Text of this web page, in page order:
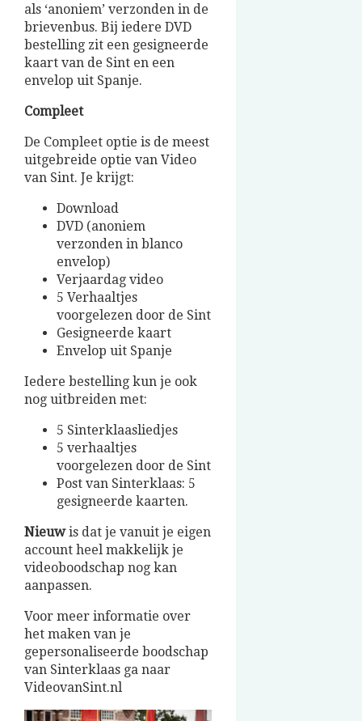
als ‘anoniem’ verzonden in de
brievenbus. Bij iedere DVD
bestelling zit een gesigneerde
kaart van de Sint en een
envelop uit Spanje.
Compleet
De Compleet optie is de meest
uitgebreide optie van Video
van Sint. Je krijgt:
Download
DVD (anoniem
verzonden in blanco
envelop)
Verjaardag video
5 Verhaaltjes
voorgelezen door de Sint
Gesigneerde kaart
Envelop uit Spanje
Iedere bestelling kun je ook
nog uitbreiden met:
5 Sinterklaasliedjes
5 verhaaltjes
voorgelezen door de Sint
Post van Sinterklaas: 5
gesigneerde kaarten.
Nieuwis dat je vanuit je eigen
account heel makkelijk je
videoboodschap nog kan
aanpassen.
Voor meer informatie over
het maken van je
gepersonaliseerde boodschap
van Sinterklaas ga naar
VideovanSint.nl